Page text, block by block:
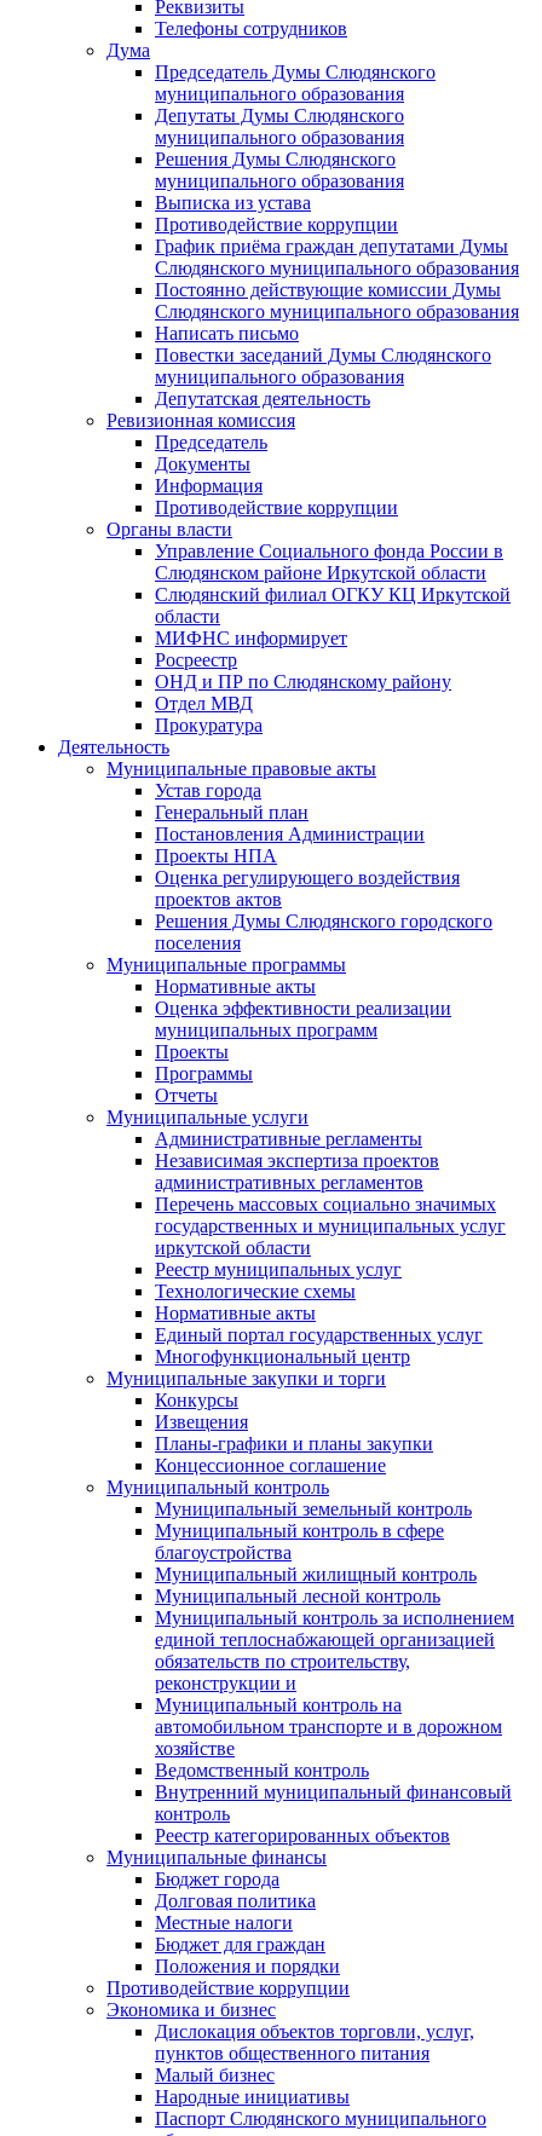
Реквизиты
Телефоны сотрудников
Дума
Председатель Думы Слюдянского
муниципального образования
Депутаты Думы Слюдянского
муниципального образования
Решения Думы Слюдянского
муниципального образования
Выписка из устава
Противодействие коррупции
График приёма граждан депутатами Думы
Слюдянского муниципального образования
Постоянно действующие комиссии Думы
Слюдянского муниципального образования
Написать письмо
Повестки заседаний Думы Слюдянского
муниципального образования
Депутатская деятельность
Ревизионная комиссия
Председатель
Документы
Информация
Противодействие коррупции
Органы власти
Управление Социального фонда России в
Слюдянском районе Иркутской области
Слюдянский филиал ОГКУ КЦ Иркутской
области
МИФНС информирует
Росреестр
ОНД и ПР по Слюдянскому району
Отдел МВД
Прокуратура
Деятельность
Муниципальные правовые акты
Устав города
Генеральный план
Постановления Администрации
Проекты НПА
Оценка регулирующего воздействия
проектов актов
Решения Думы Слюдянского городского
поселения
Муниципальные программы
Нормативные акты
Оценка эффективности реализации
муниципальных программ
Проекты
Программы
Отчеты
Муниципальные услуги
Административные регламенты
Независимая экспертиза проектов
административных регламентов
Перечень массовых социально значимых
государственных и муниципальных услуг
иркутской области
Реестр муниципальных услуг
Технологические схемы
Нормативные акты
Единый портал государственных услуг
Многофункциональный центр
Муниципальные закупки и торги
Конкурсы
Извещения
Планы-графики и планы закупки
Концессионное соглашение
Муниципальный контроль
Муниципальный земельный контроль
Муниципальный контроль в сфере
благоустройства
Муниципальный жилищный контроль
Муниципальный лесной контроль
Муниципальный контроль за исполнением
единой теплоснабжающей организацией
обязательств по строительству,
реконструкции и
Муниципальный контроль на
автомобильном транспорте и в дорожном
хозяйстве
Ведомственный контроль
Внутренний муниципальный финансовый
контроль
Реестр категорированных объектов
Муниципальные финансы
Бюджет города
Долговая политика
Местные налоги
Бюджет для граждан
Положения и порядки
Противодействие коррупции
Экономика и бизнес
Дислокация объектов торговли, услуг,
пунктов общественного питания
Малый бизнес
Народные инициативы
Паспорт Слюдянского муниципального